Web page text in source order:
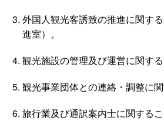
外国人観光客誘致の推進に関す
進室）。
観光施設の管理及び運営に関する
観光事業団体との連絡・調整に関
旅行業及び通訳案内士に関するこ